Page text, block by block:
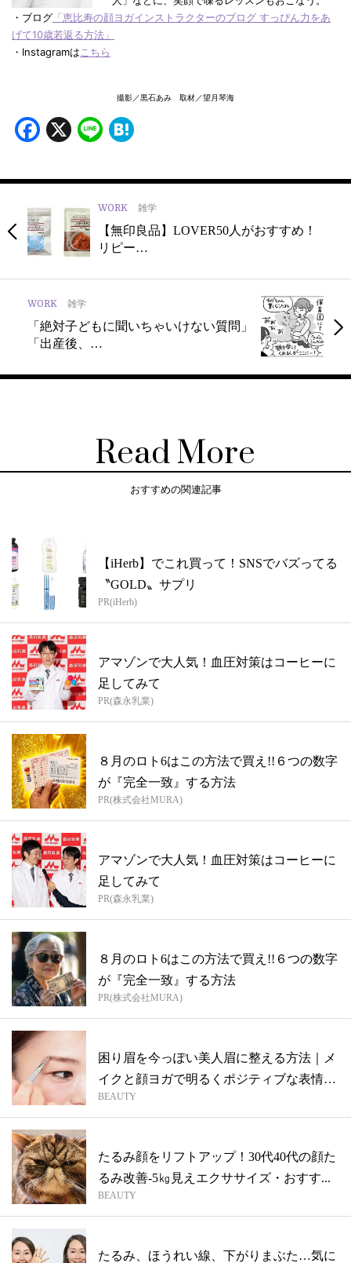
・ブログ 「恵比寿の顔ヨガインストラクターのブログ すっぴん力をあ
げて10歳若返る方法」
・Instagramは こちら
撮影／黒石あみ 取材／望月琴海
Facebook
X Line
WORK 雑学
【無印良品】LOVER50人がおすすめ！
リピー…
WORK 雑学
「絶対子どもに聞いちゃいけない質問」
「出産後、…
Read More
おすすめの関連記事
【iHerb】でこれ買って！SNSでバズってる
〝GOLD〟サプリ
PR(iHerb)
アマゾンで大人気！血圧対策はコーヒーに
足してみて
PR(森永乳業)
８月のロト6はこの方法で買え!!６つの数字
が『完全一致』する方法
PR(株式会社MURA)
アマゾンで大人気！血圧対策はコーヒーに
足してみて
PR(森永乳業)
８月のロト6はこの方法で買え!!６つの数字
が『完全一致』する方法
PR(株式会社MURA)
困り眉を今っぽい美人眉に整える方法｜メ
イクと顔ヨガで明るくポジティブな表情
に！
BEAUTY
たるみ顔をリフトアップ！30代40代の顔た
るみ改善-5㎏見えエクササイズ・おすす...
BEAUTY
たるみ、ほうれい線、下がりまぶた…気に